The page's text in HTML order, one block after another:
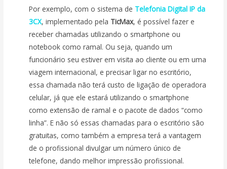
Por exemplo, com o sistema de Telefonia Digital IP da
3CX, implementado pela TicMax, é possível fazer e
receber chamadas utilizando o smartphone ou
notebook como ramal. Ou seja, quando um
funcionário seu estiver em visita ao cliente ou em uma
viagem internacional, e precisar ligar no escritório,
essa chamada não terá custo de ligação de operadora
celular, já que ele estará utilizando o smartphone
como extensão de ramal e o pacote de dados “como
linha”. E não só essas chamadas para o escritório são
gratuitas, como também a empresa terá a vantagem
de o profissional divulgar um número único de
telefone, dando melhor impressão profissional.